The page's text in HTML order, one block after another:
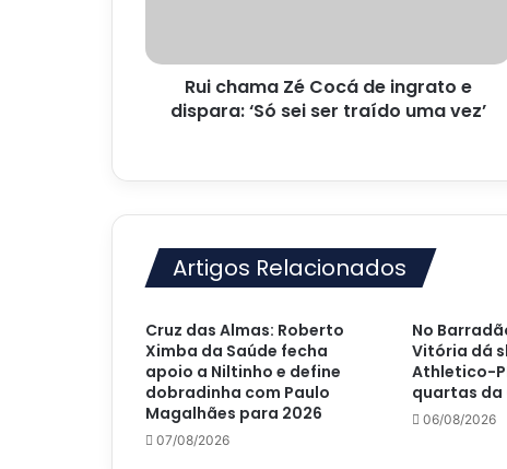
‘Só
Rui chama Zé Cocá de ingrato e
dispara: ‘Só sei ser traído uma vez’
Artigos Relacionados
Cruz das Almas: Roberto
Ximba da Saúde fecha
apoio a Niltinho e define
dobradinha com Paulo
Magalhães para 2026
07/08/2026
No
Vitória dá
Athletico-
quartas da
06/08/2026